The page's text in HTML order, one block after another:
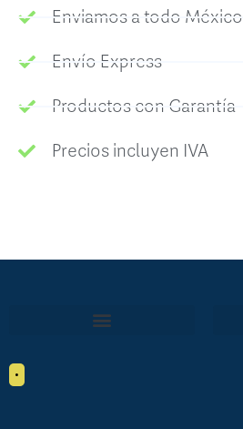
Enviamos a todo México
Envío Express
Productos con Garantía
Precios incluyen IVA
•